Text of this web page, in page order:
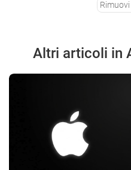
Altri articoli in